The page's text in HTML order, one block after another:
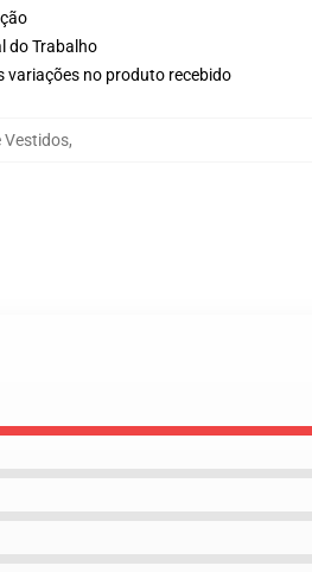
do Trabalho
variações no produto recebido
Vestidos,